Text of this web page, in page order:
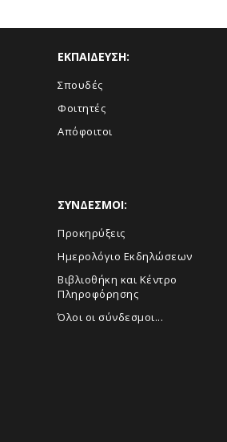
ΕΚΠΑΙΔΕΥΣΗ:
Σπουδές
Φοιτητές
Απόφοιτοι
ΣΥΝΔΕΣΜΟΙ:
Προκηρύξεις
Ημερολόγιο Εκδηλώσεων
Βιβλιοθήκη και Κέντρο
Πληροφόρησης
Όλοι οι σύνδεσμοι...